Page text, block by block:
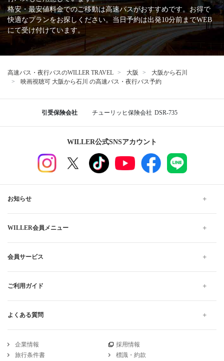
格安・最安値料金でのご移動は高速バスがおすすめです。お得で
快適なプランをお探しください。当日予約は出発10分前までWEB
にて受け付けています。
高速バス・夜行バスのWILLER TRAVEL 大阪
大阪から石川
映画視聴可 大阪から石川 の高速バス・夜行バス予約
引受保険会社 チューリッヒ保険会社 DSR-735
WILLER公式SNSアカウント
お知らせ
WILLER会員メニュー
会員サービス
ご利用ガイド
よくある質問
企業情報
採用情報
旅行条件書
標識・約款